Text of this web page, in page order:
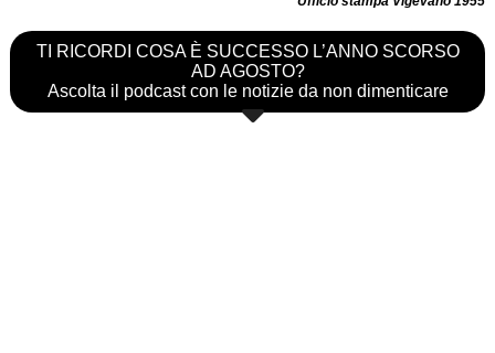
TI RICORDI COSA È SUCCESSO L’ANNO SCORSO
AD AGOSTO?
Ascolta il podcast con le notizie da non dimenticare